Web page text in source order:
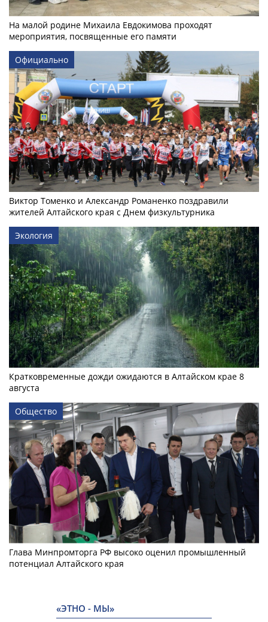
На малой родине Михаила Евдокимова проходят
мероприятия, посвященные его памяти
Официально
Виктор Томенко и Александр Романенко поздравили
жителей Алтайского края с Днем физкультурника
Экология
Кратковременные дожди ожидаются в Алтайском крае 8
августа
Общество
Глава Минпромторга РФ высоко оценил промышленный
потенциал Алтайского края
«ЭТНО - МЫ»